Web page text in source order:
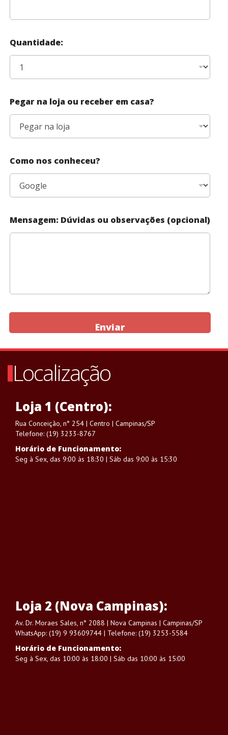
Quantidade:
Pegar na loja ou receber em casa?
Como nos conheceu?
Mensagem: Dúvidas ou observações (opcional)
Enviar
Localização
Loja 1 (Centro):
Rua Conceição, n° 254 | Centro | Campinas/SP
Telefone: (19) 3233-8767
Horário de Funcionamento:
Seg à Sex, das 9:00 às 18:30 | Sáb das 9:00 às 15:30
Loja 2 (Nova Campinas):
Av. Dr. Moraes Sales, n° 2088 | Nova Campinas | Campinas/SP
WhatsApp: (19) 9 93609744 | Telefone: (19) 3253-5584
Horário de Funcionamento:
Seg à Sex, das 10:00 às 18:00 | Sáb das 10:00 às 15:00